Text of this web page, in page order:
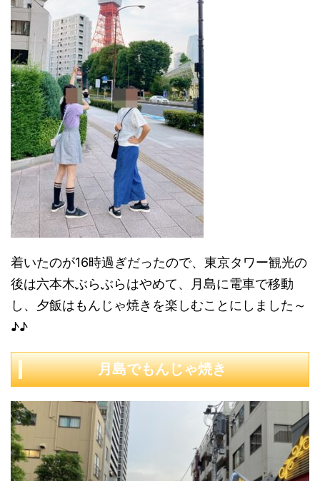
着いたのが16時過ぎだったので、東京タワー観光の
後は六本木ぶらぶらはやめて、月島に電車で移動
し、夕飯はもんじゃ焼きを楽しむことにしました～
♪♪
月島でもんじゃ焼き